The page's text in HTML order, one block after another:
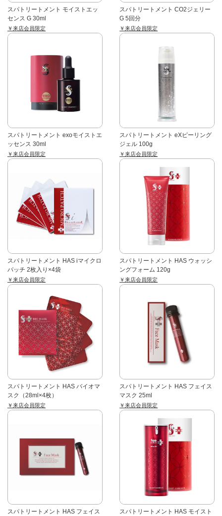
スパトリートメント モイストエッ
センス G 30ml
￥来店会員限定
スパトリートメント CO2ジェリー
G 5回分
￥来店会員限定
スパトリートメント exoモイストエ
ッセンス 30ml
￥来店会員限定
スパトリートメント eXピーリング
ジェル 100g
￥来店会員限定
スパトリートメント HAS iマイクロ
パッチ 2枚入り×4袋
￥来店会員限定
スパトリートメント HAS ウォッシ
ングフォーム 120g
￥来店会員限定
スパトリートメント HAS バイオマ
スク（28ml×4枚）
￥来店会員限定
スパトリートメント HAS フェイス
マスク 25ml
￥来店会員限定
スパトリートメント HAS フェイス
スパトリートメント HAS モイスト